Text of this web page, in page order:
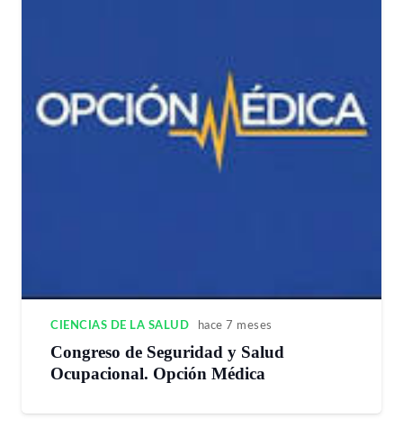
CIENCIAS DE LA SALUD hace 7 meses
Congreso de Seguridad y Salud
Ocupacional. Opción Médica